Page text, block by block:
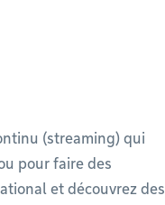
(streaming) qui
pour faire des
et découvrez des